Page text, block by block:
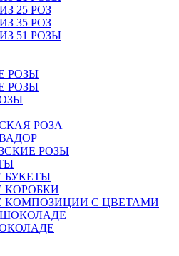
25 РОЗ
35 РОЗ
51 РОЗЫ
РОЗЫ
РОЗЫ
РОЗА
РОЗЫ
БУКЕТЫ
КОРОБКИ
КОМПОЗИЦИИ С ЦВЕТАМИ